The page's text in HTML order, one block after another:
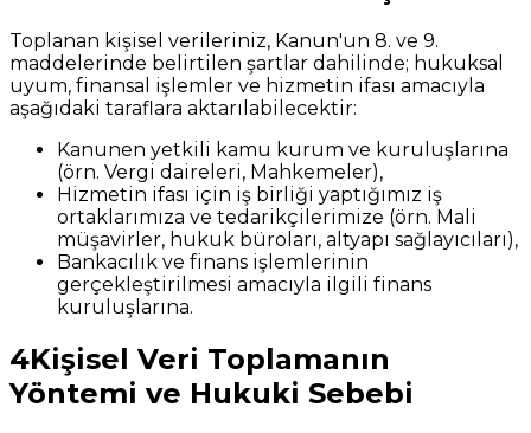
Toplanan kişisel verileriniz, Kanun'un 8. ve 9.
maddelerinde belirtilen şartlar dahilinde; hukuksal
uyum, finansal işlemler ve hizmetin ifası amacıyla
aşağıdaki taraflara aktarılabilecektir:
Kanunen yetkili kamu kurum ve kuruluşlarına
(örn. Vergi daireleri, Mahkemeler),
Hizmetin ifası için iş birliği yaptığımız iş
ortaklarımıza ve tedarikçilerimize (örn. Mali
müşavirler, hukuk büroları, altyapı sağlayıcıları),
Bankacılık ve finans işlemlerinin
gerçekleştirilmesi amacıyla ilgili finans
kuruluşlarına.
4Kişisel Veri Toplamanın
Yöntemi ve Hukuki Sebebi